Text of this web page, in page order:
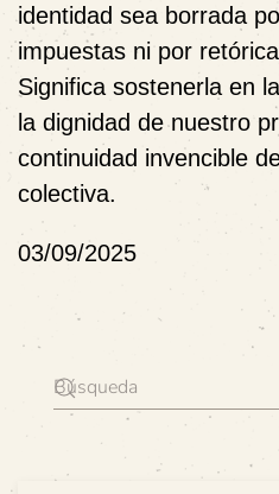
identidad sea borrada
impuestas ni por
Significa sostenerla en
la dignidad de nuestro
continuidad invencible
colectiva.
03/09/2025